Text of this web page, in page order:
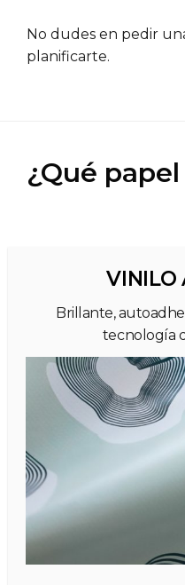
No dudes en pedir
planificarte.
¿Qué
VINILO
Brillante,
tecnología